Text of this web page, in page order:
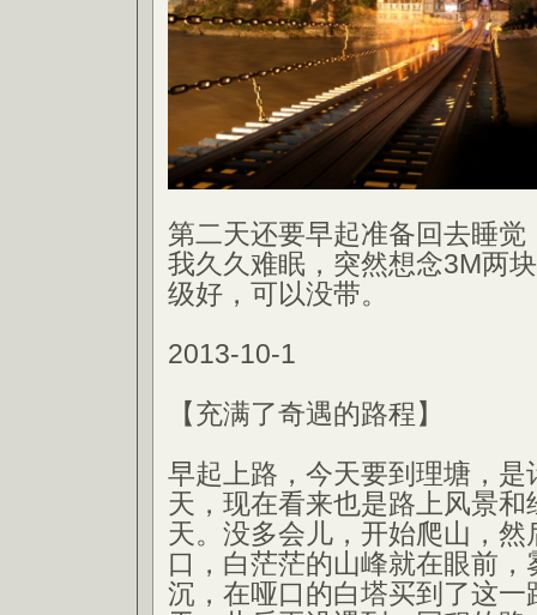
第二天还要早起准备回去睡
我久久难眠，突然想念3M两
级好，可以没带。
2013-10-1
【充满了奇遇的路程】
早起上路，今天要到理塘，是
天，现在看来也是路上风景和
天。没多会儿，开始爬山，然
口，白茫茫的山峰就在眼前
沉，在哑口的白塔买到了这一